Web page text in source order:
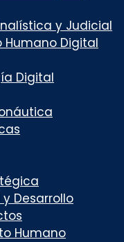
y Judicial
Humano Digital
Digital
Desarrollo
Humano